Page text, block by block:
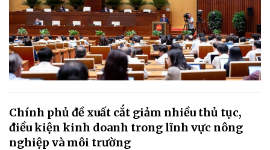
Chính phủ đề xuất cắt giảm nhiều thủ tục,
điều kiện kinh doanh trong lĩnh vực nông
nghiệp và môi trường